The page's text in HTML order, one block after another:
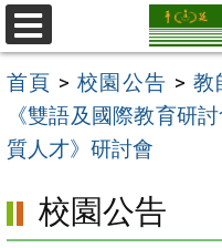
跳
至
主
要
內
選
單
首頁 > 校園公告 > 教
《雙語及國際教育研
質人才》研討會
校園公告